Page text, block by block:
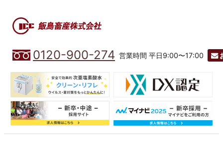
0120-900-274 営業時間 平日9:00〜17:00